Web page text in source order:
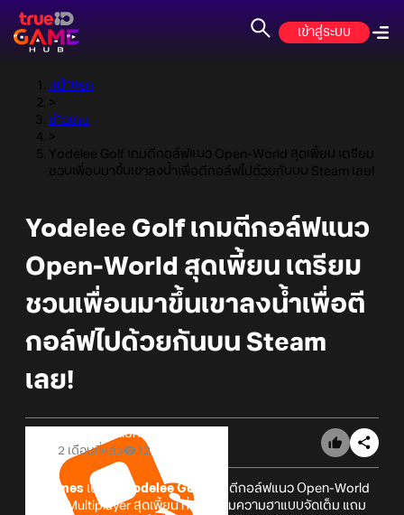
เข้าสู่ระบบ
หน้าแรก
>
ข่าวเกม
>
Yodelee Golf เกมตีกอล์ฟแนว Open-World สุดเพี้ยน เตรียม
ชวนเพื่อนมาขึ้นเขาลงน้ำเพื่อตีกอล์ฟไปด้วยกันบน Steam เลย!
Yodelee Golf เกมตีกอล์ฟแนว
Open-World สุดเพี้ยน เตรียม
ชวนเพื่อนมาขึ้นเขาลงน้ำเพื่อตี
กอล์ฟไปด้วยกันบน Steam
เลย!
Online Station
2 เดือนที่แล้ว
12
Q-Games เปิดตัว Yodelee Golf
เกม ตีกอล์ฟแนว Open-World
Co-op Multiplayer สุดเพี้ยน ที่มาพร้อมความฮาแบบจัดเต็ม แถม